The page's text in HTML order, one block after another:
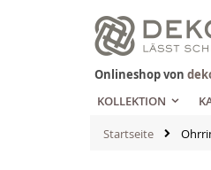
Zum
Inhalt
springen
Onlineshop von
KOLLEKTION
Startseite